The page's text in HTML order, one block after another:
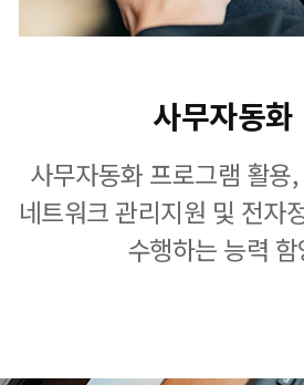
사무자동화
사무자동화 프로그램 활용
네트워크 관리지원 및 전자
수행하는 능력